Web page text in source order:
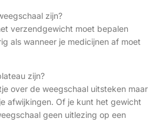
zijn?
verzendgewicht moet bepalen
als wanneer je medicijnen af moet
zijn?
over de weegschaal uitsteken maar
afwijkingen. Of je kunt het gewicht
geen uitlezing op een